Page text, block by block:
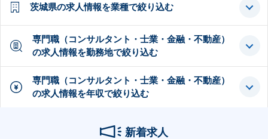
茨城県の求人情報を業種で絞り込む
専門職（コンサルタント・士業・金融・不動産）
の求人情報を勤務地で絞り込む
専門職（コンサルタント・士業・金融・不動産）
の求人情報を年収で絞り込む
新着求人